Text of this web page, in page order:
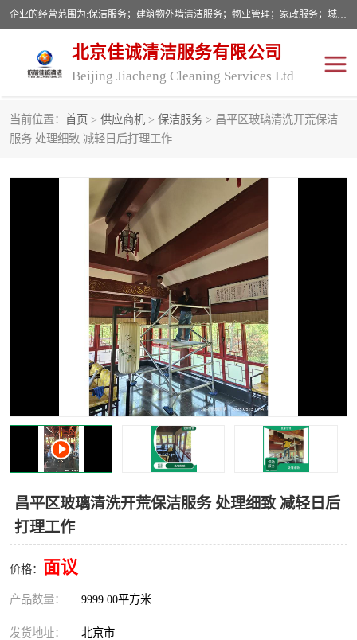
企业的经营范围为:保洁服务；建筑物外墙清洁服务；物业管理；家政服务；城市园林绿化；劳务分包；技术开发、技术转让、技术服务；销售保洁设备、卫生用品、化工产品（不含危险化学品及一类易制毒化学品）、日用品、办公设备、建筑材料、装饰材料；图文设计；清洁服务（不含餐具消毒）；中央空调维修；工程设计；施工总承包；专业承包。
北京佳诚清洁服务有限公司
Beijing Jiacheng Cleaning Services Ltd
当前位置： 首页 > 供应商机 > 保洁服务 > 昌平区玻璃清洗开荒保洁
服务 处理细致 减轻日后打理工作
昌平区玻璃清洗开荒保洁服务 处理细致 减轻日后
打理工作
价格： 面议
产品数量： 9999.00平方米
发货地址： 北京市
外墙清洗
开荒保洁 保洁服务
建筑物外墙维修